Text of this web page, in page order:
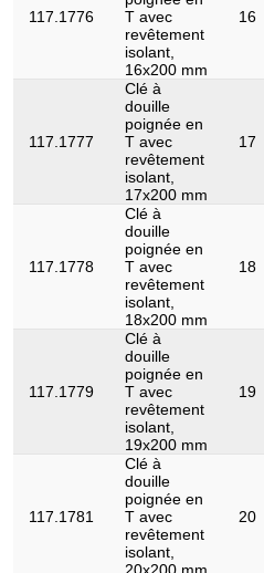
117.1776
T avec
revêtement
isolant,
16x200 mm
16
117.1777
Clé à
douille
poignée en
T avec
revêtement
isolant,
17x200 mm
17
117.1778
Clé à
douille
poignée en
T avec
revêtement
isolant,
18x200 mm
18
117.1779
Clé à
douille
poignée en
T avec
revêtement
isolant,
19x200 mm
19
117.1781
Clé à
douille
poignée en
T avec
revêtement
isolant,
20